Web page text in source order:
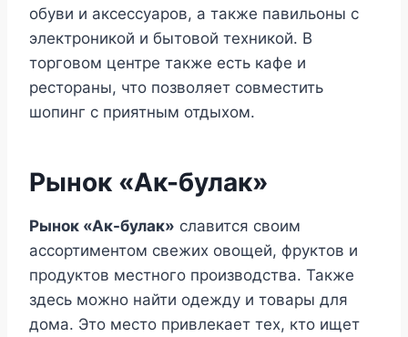
обуви и аксессуаров, а также павильоны с
электроникой и бытовой техникой. В
торговом центре также есть кафе и
рестораны, что позволяет совместить
шопинг с приятным отдыхом.
Рынок «Ак-булак»
Рынок «Ак-булак» славится своим
ассортиментом свежих овощей, фруктов и
продуктов местного производства. Также
здесь можно найти одежду и товары для
дома. Это место привлекает тех, кто ищет